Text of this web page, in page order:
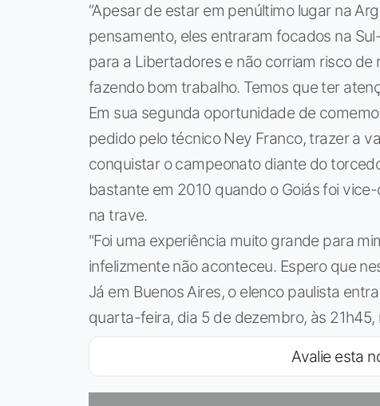
“Apesar de estar em penúltimo lugar na
pensamento, eles entraram focados na
para a Libertadores e não corriam risco
fazendo bom trabalho. Temos que ter
Em sua segunda oportunidade de
pedido pelo técnico Ney Franco, trazer a
conquistar o campeonato diante do
bastante em 2010 quando o Goiás foi
na trave.
"Foi uma experiência muito grande para
infelizmente não aconteceu. Espero que
Já em Buenos Aires, o elenco paulista
quarta-feira, dia 5 de dezembro, às
Avalie esta